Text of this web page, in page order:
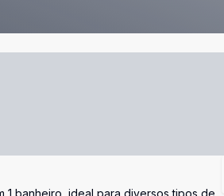
1 banheiro, ideal para diversos tipos de